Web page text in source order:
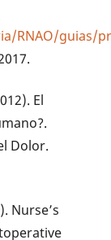
guias/
El
Dolor.
Nurse’s